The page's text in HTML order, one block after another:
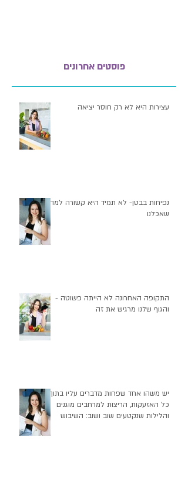
פוסטים אחרונים
עצירות היא לא רק חוסר יציאה
נפיחות בבטן- לא תמיד היא קשורה למה
שאכלנו
התקופה האחרונה לא הייתה פשוטה -
והגוף שלנו מרגיש את זה
יש משהו אחד שפחות מדברים עליו בתוך
כל האזעקות, הריצות למרחבים מוגנים
והלילות שנקטעים שוב ושוב: השיבוש